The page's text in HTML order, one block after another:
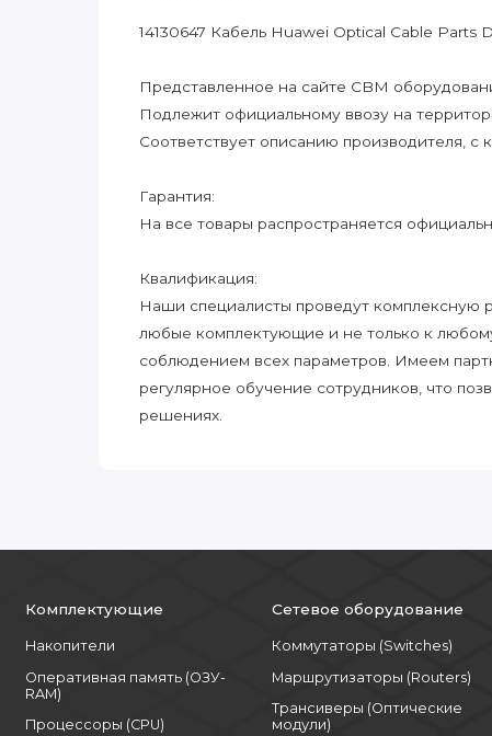
14130647 Кабель Huawei Optical Cable Parts
Представленное на сайте CBM
Подлежит официальному ввозу на
Соответствует описанию производителя,
Гарантия:
На все товары распространяется
Квалификация:
Наши специалисты проведут комплексную
любые комплектующие и не только к
соблюдением всех параметров. Имеем
регулярное обучение сотрудников, что
решениях.
Комплектующие
Накопители
Оперативная память (ОЗУ-
RAM)
Процессоры (CPU)
Сетевое оборудование
Коммутаторы (Switches)
Маршрутизаторы (Routers)
Трансиверы (Оптические
модули)